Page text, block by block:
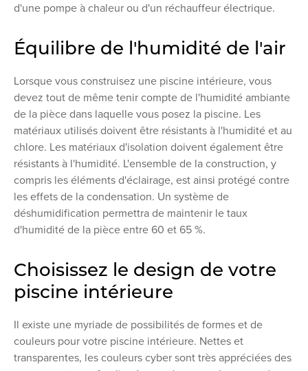
d'une pompe à chaleur ou d'un réchauffeur électrique.
Équilibre de l'humidité de l'air
Lorsque vous construisez une piscine intérieure, vous
devez tout de même tenir compte de l'humidité ambiante
de la pièce dans laquelle vous posez la piscine. Les
matériaux utilisés doivent être résistants à l'humidité et au
chlore. Les matériaux d'isolation doivent également être
résistants à l'humidité. L'ensemble de la construction, y
compris les éléments d'éclairage, est ainsi protégé contre
les effets de la condensation. Un système de
déshumidification permettra de maintenir le taux
d'humidité de la pièce entre 60 et 65 %.
Choisissez le design de votre
piscine intérieure
Il existe une myriade de possibilités de formes et de
couleurs pour votre piscine intérieure. Nettes et
transparentes, les couleurs cyber sont très appréciées des